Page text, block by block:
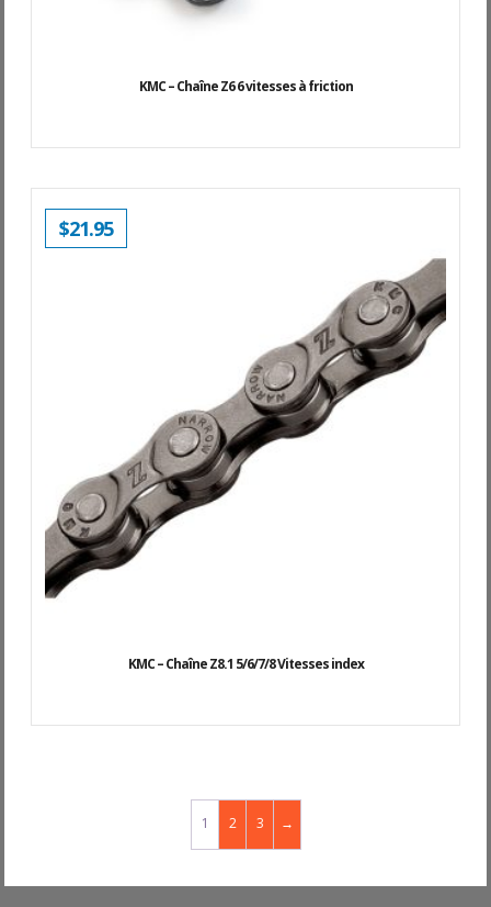
KMC – Chaîne Z6 6 vitesses à friction
KMC – Chaîne Z8.1 5/6/7/8 Vitesses index
$21.95
1 2 3 →